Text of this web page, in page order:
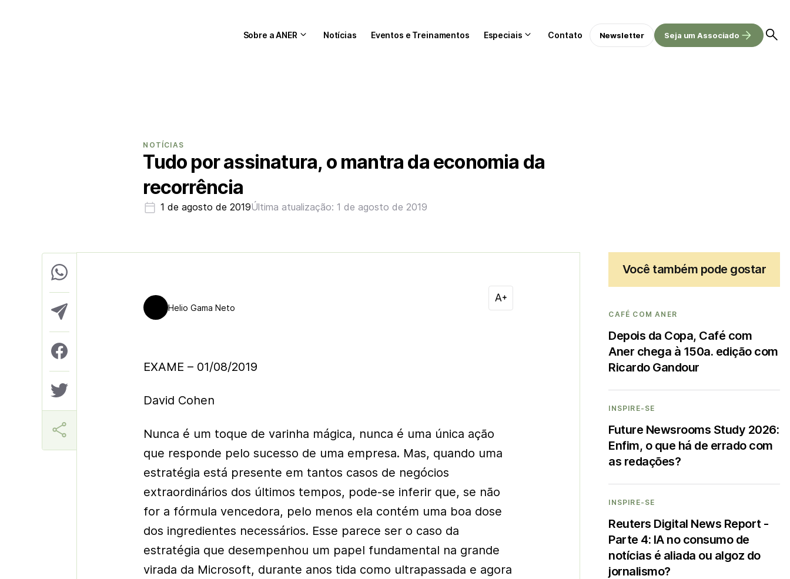
Sobre a ANER Notícias Eventos e Treinamentos Especiais Contato Newsletter Seja um Associado
NOTÍCIAS
Tudo por assinatura, o mantra da economia da
recorrência
1 de agosto de 2019Última atualização: 1 de agosto de 2019
Helio Gama Neto
EXAME – 01/08/2019
David Cohen
Nunca é um toque de varinha mágica, nunca é uma única ação
que responde pelo sucesso de uma empresa. Mas, quando uma
estratégia está presente em tantos casos de negócios
extraordinários dos últimos tempos, pode-se inferir que, se não
for a fórmula vencedora, pelo menos ela contém uma boa dose
dos ingredientes necessários. Esse parece ser o caso da
estratégia que desempenhou um papel fundamental na grande
virada da Microsoft, durante anos tida como ultrapassada e agora
Você também pode gostar
CAFÉ COM ANER
Depois da Copa, Café com
Aner chega à 150a. edição com
Ricardo Gandour
INSPIRE-SE
Future Newsrooms Study 2026:
Enfim, o que há de errado com
as redações?
INSPIRE-SE
Reuters Digital News Report -
Parte 4: IA no consumo de
notícias é aliada ou algoz do
jornalismo?